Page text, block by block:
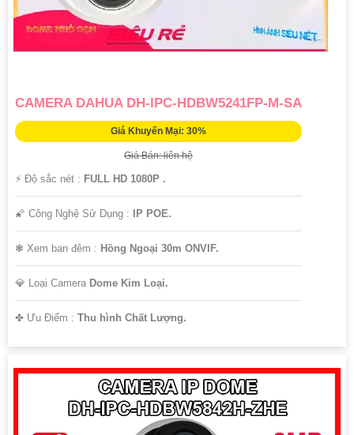
CAMERA DAHUA DH-IPC-HDBW5241FP-M-SA
Giá Khuyến Mại: 30%
Giá Bán: liên hệ
️⚡ Độ sắc nét : FULL HD 1080P .
🌠 Công Nghệ Sử Dụng : IP POE.
❃ Xem ban đêm : Hồng Ngoại 30m ONVIF.
💎 Loại Camera Dome Kim Loại.
️✤ Ưu Điểm : Thu hình Chất Lượng.